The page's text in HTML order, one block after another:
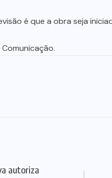
é que a obra seja
autoriza